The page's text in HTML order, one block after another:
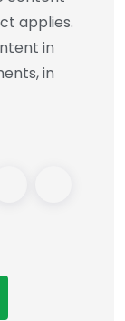
applies.
in
in